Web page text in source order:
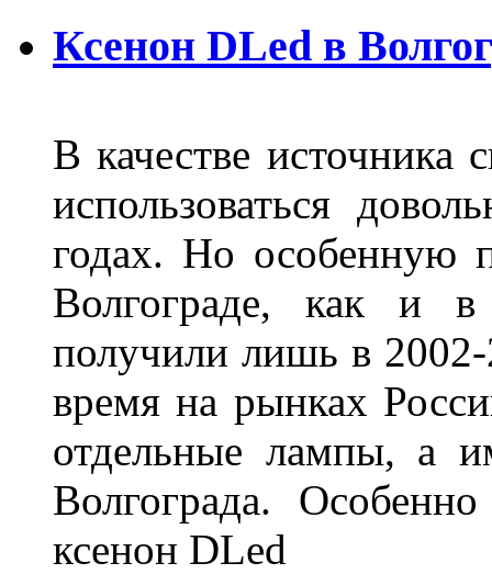
Ксенон DLed в
В качестве источника
использоваться
годах. Но особенную
Волгограде, как и
получили лишь в
время на рынках
отдельные лампы, а
Волгограда.
ксенон DLed